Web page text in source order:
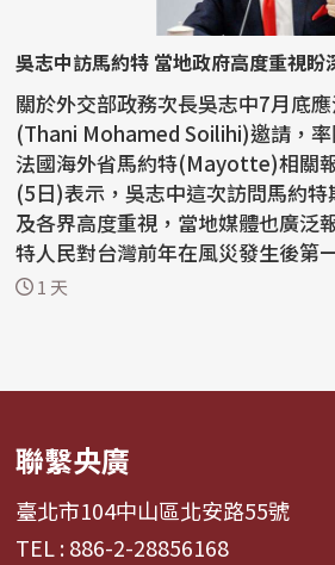
吳志中訪馬約特 當地政府高度重視盼
關於外交部政務次長吳志中7月底
(Thani Mohamed Soilihi)邀請，
法國海外省馬約特(Mayotte)相關
(5日)表示，吳志中這次訪問馬約
及各界高度重視，當地媒體也廣泛
特人民對台灣前年在風災發生後第
感謝，...
1 天
聯繫央廣
臺北市104中山區北安路55號
TEL : 886-2-28856168